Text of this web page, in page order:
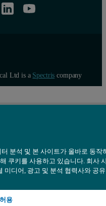
Ltd is a Spectris company
분석 및 본 사이트가 올바로 동작
쿠키를 사용하고 있습니다. 회사
미디어, 광고 및 분석 협력사와 공
허용